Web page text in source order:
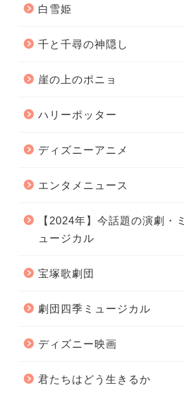
白雪姫
千と千尋の神隠し
崖の上のポニョ
ハリーポッター
ディズニーアニメ
エンタメニュース
【2024年】今話題の演劇・ミ
ュージカル
宝塚歌劇団
劇団四季ミュージカル
ディズニー映画
君たちはどう生きるか